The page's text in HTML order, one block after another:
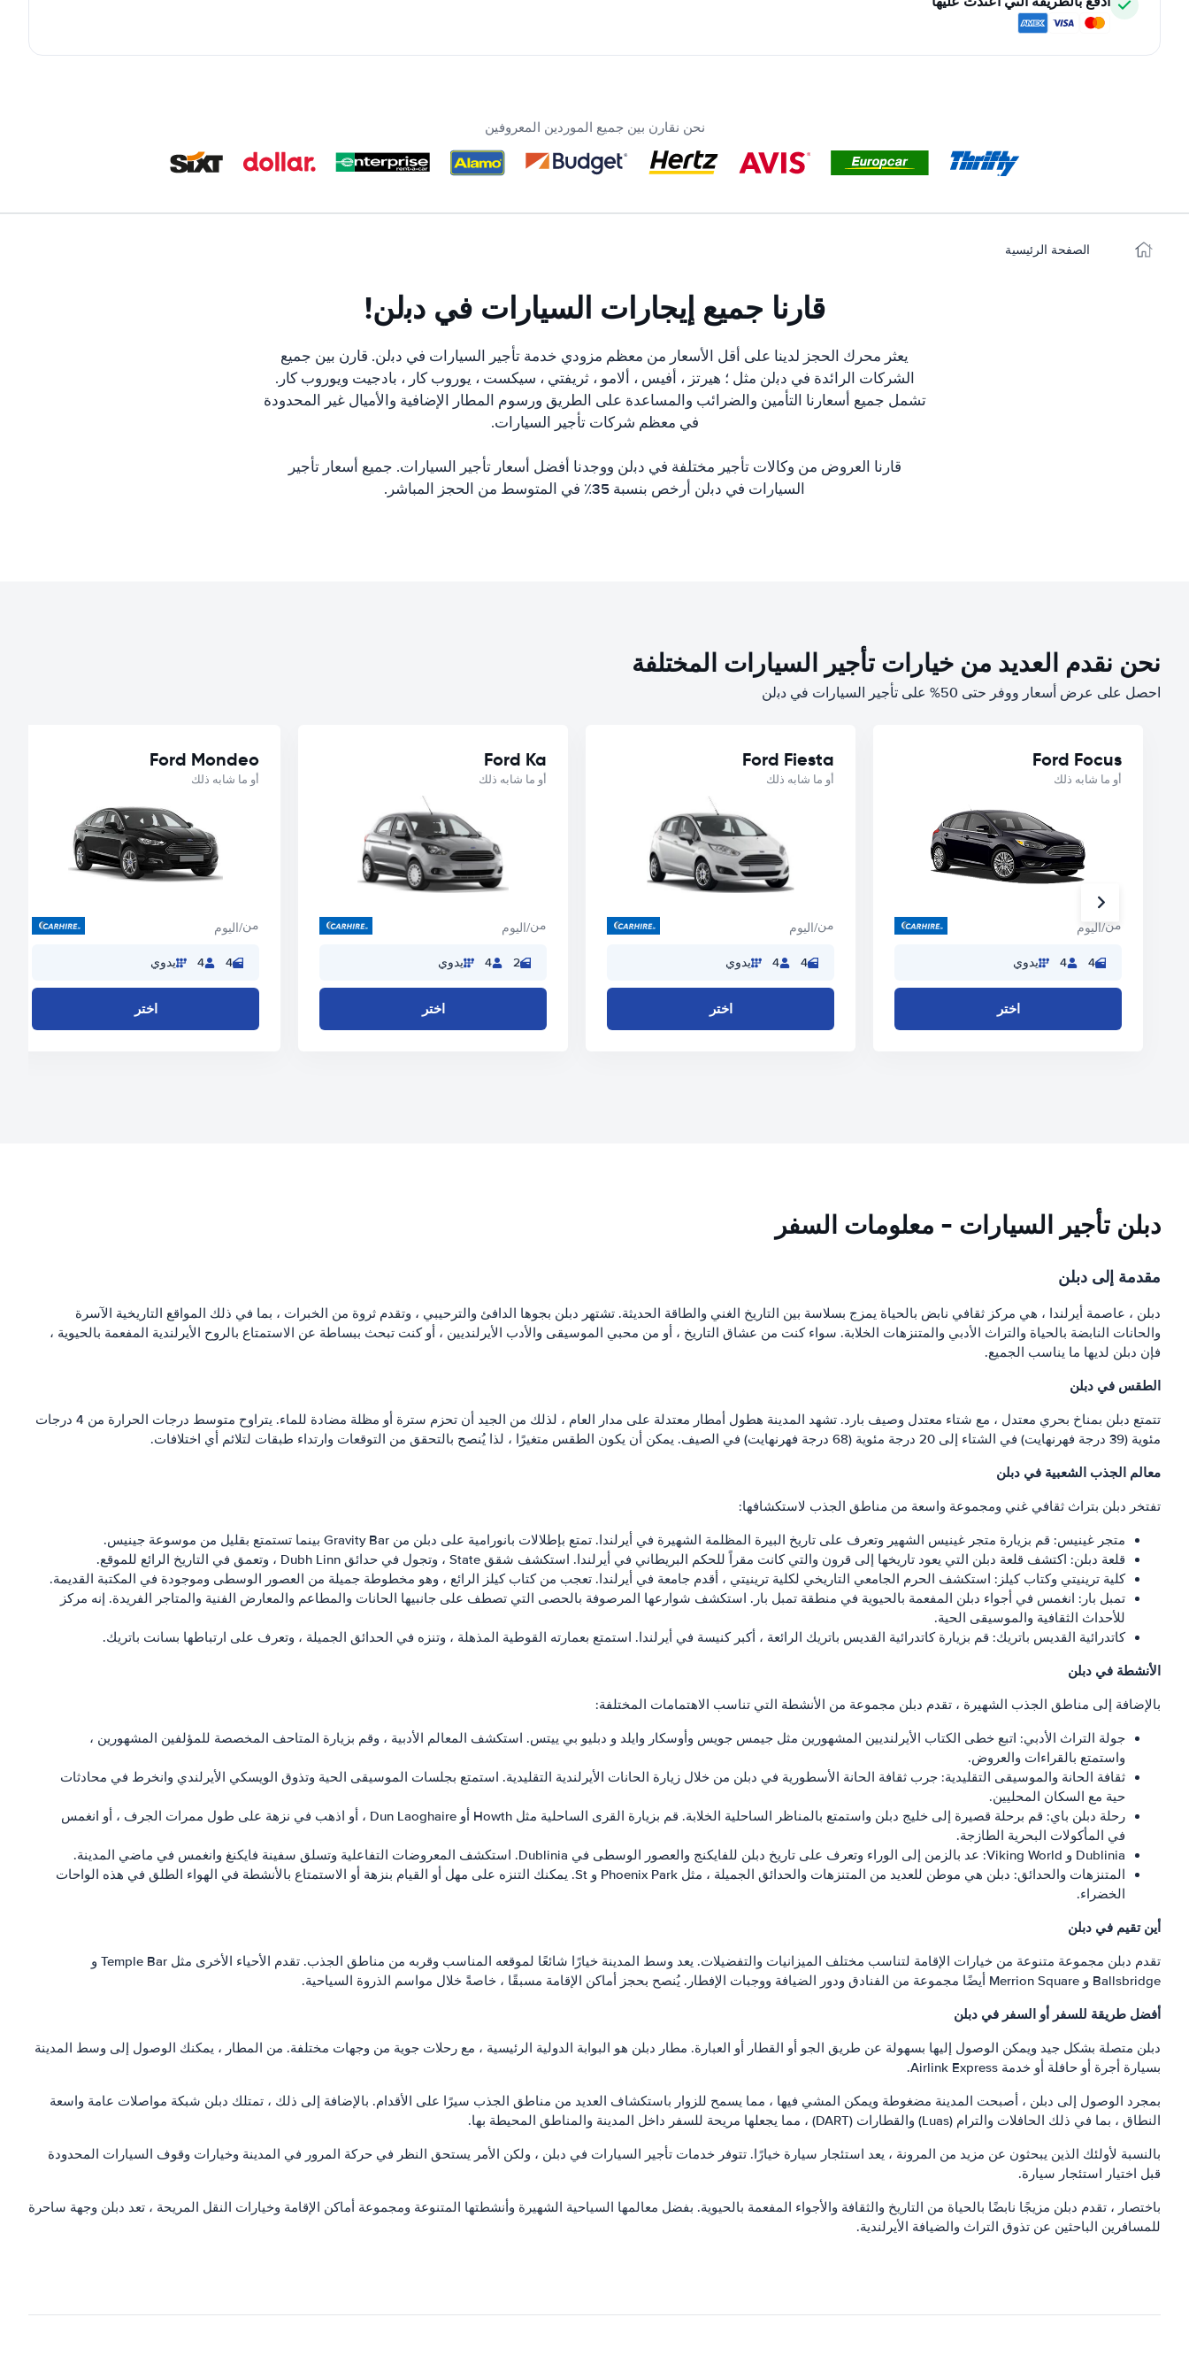
نحن نقارن بين جميع الموردين المعروفين
الصفحة الرئيسية
قارنا جميع إيجارات السيارات في دﺑلن!
يعثر محرك الحجز لدينا على أقل الأسعار من معظم مزودي خدمة تأجير السيارات في دﺑلن. قارن بين جميع
الشركات الرائدة في دﺑلن مثل ؛ هيرتز ، أفيس ، ألامو ، ثريفتي ، سيكست ، يوروب كار ، بادجيت ويوروب كار.
تشمل جميع أسعارنا التأمين والضرائب والمساعدة على الطريق ورسوم المطار الإضافية والأميال غير المحدودة
في معظم شركات تأجير السيارات.
قارنا العروض من وكالات تأجير مختلفة في دﺑلن ووجدنا أفضل أسعار تأجير السيارات. جميع أسعار تأجير
السيارات في دﺑلن أرخص بنسبة 35٪ في المتوسط من الحجز المباشر.
نحن نقدم العديد من خيارات تأجير السيارات المختلفة
احصل على عرض أسعار ووفر حتى 50% على تأجير السيارات في دﺑلن
Ford Focus
أو ما شابه ذلك
من/اليوم
4
4 يدوي
اختر
Ford Fiesta
أو ما شابه ذلك
من/اليوم
4
4 يدوي
اختر
Ford Ka
أو ما شابه ذلك
من/اليوم
2
4 يدوي
اختر
Ford Mondeo
أو ما شابه ذلك
من/اليوم
4
4 يدوي
اختر
دبلن تأجير السيارات - معلومات السفر
مقدمة إلى دبلن
دبلن ، عاصمة أيرلندا ، هي مركز ثقافي نابض بالحياة يمزج بسلاسة بين التاريخ الغني والطاقة الحديثة. تشتهر دبلن بجوها الدافئ والترحيبي ، وتقدم ثروة من الخبرات ، بما في ذلك المواقع التاريخية الآسرة
والحانات النابضة بالحياة والتراث الأدبي والمتنزهات الخلابة. سواء كنت من عشاق التاريخ ، أو من محبي الموسيقى والأدب الأيرلنديين ، أو كنت تبحث ببساطة عن الاستمتاع بالروح الأيرلندية المفعمة بالحيوية ،
فإن دبلن لديها ما يناسب الجميع.
الطقس في دبلن
تتمتع دبلن بمناخ بحري معتدل ، مع شتاء معتدل وصيف بارد. تشهد المدينة هطول أمطار معتدلة على مدار العام ، لذلك من الجيد أن تحزم سترة أو مظلة مضادة للماء. يتراوح متوسط درجات الحرارة من 4 درجات
مئوية (39 درجة فهرنهايت) في الشتاء إلى 20 درجة مئوية (68 درجة فهرنهايت) في الصيف. يمكن أن يكون الطقس متغيرًا ، لذا يُنصح بالتحقق من التوقعات وارتداء طبقات لتلائم أي اختلافات.
معالم الجذب الشعبية في دبلن
تفتخر دبلن بتراث ثقافي غني ومجموعة واسعة من مناطق الجذب لاستكشافها:
متجر غينيس: قم بزيارة متجر غينيس الشهير وتعرف على تاريخ البيرة المظلمة الشهيرة في أيرلندا. تمتع بإطلالات بانورامية على دبلن من Gravity Bar بينما تستمتع بقليل من موسوعة جينيس.
قلعة دبلن: اكتشف قلعة دبلن التي يعود تاريخها إلى قرون والتي كانت مقراً للحكم البريطاني في أيرلندا. استكشف شقق State ، وتجول في حدائق Dubh Linn ، وتعمق في التاريخ الرائع للموقع.
كلية ترينيتي وكتاب كيلز: استكشف الحرم الجامعي التاريخي لكلية ترينيتي ، أقدم جامعة في أيرلندا. تعجب من كتاب كيلز الرائع ، وهو مخطوطة جميلة من العصور الوسطى وموجودة في المكتبة القديمة.
تمبل بار: انغمس في أجواء دبلن المفعمة بالحيوية في منطقة تمبل بار. استكشف شوارعها المرصوفة بالحصى التي تصطف على جانبيها الحانات والمطاعم والمعارض الفنية والمتاجر الفريدة. إنه مركز
للأحداث الثقافية والموسيقى الحية.
كاتدرائية القديس باتريك: قم بزيارة كاتدرائية القديس باتريك الرائعة ، أكبر كنيسة في أيرلندا. استمتع بعمارته القوطية المذهلة ، وتنزه في الحدائق الجميلة ، وتعرف على ارتباطها بسانت باتريك.
الأنشطة في دبلن
بالإضافة إلى مناطق الجذب الشهيرة ، تقدم دبلن مجموعة من الأنشطة التي تناسب الاهتمامات المختلفة:
جولة التراث الأدبي: اتبع خطى الكتاب الأيرلنديين المشهورين مثل جيمس جويس وأوسكار وايلد و دبليو بي ييتس. استكشف المعالم الأدبية ، وقم بزيارة المتاحف المخصصة للمؤلفين المشهورين ،
واستمتع بالقراءات والعروض.
ثقافة الحانة والموسيقى التقليدية: جرب ثقافة الحانة الأسطورية في دبلن من خلال زيارة الحانات الأيرلندية التقليدية. استمتع بجلسات الموسيقى الحية وتذوق الويسكي الأيرلندي وانخرط في محادثات
حية مع السكان المحليين.
رحلة دبلن باي: قم برحلة قصيرة إلى خليج دبلن واستمتع بالمناظر الساحلية الخلابة. قم بزيارة القرى الساحلية مثل Howth أو Dun Laoghaire ، أو اذهب في نزهة على طول ممرات الجرف ، أو انغمس
في المأكولات البحرية الطازجة.
Dublinia و Viking World: عد بالزمن إلى الوراء وتعرف على تاريخ دبلن للفايكنج والعصور الوسطى في Dublinia. استكشف المعروضات التفاعلية وتسلق سفينة فايكنغ وانغمس في ماضي المدينة.
المتنزهات والحدائق: دبلن هي موطن للعديد من المتنزهات والحدائق الجميلة ، مثل Phoenix Park و St. يمكنك التنزه على مهل أو القيام بنزهة أو الاستمتاع بالأنشطة في الهواء الطلق في هذه الواحات
الخضراء.
أين تقيم في دبلن
تقدم دبلن مجموعة متنوعة من خيارات الإقامة لتناسب مختلف الميزانيات والتفضيلات. يعد وسط المدينة خيارًا شائعًا لموقعه المناسب وقربه من مناطق الجذب. تقدم الأحياء الأخرى مثل Temple Bar و
Ballsbridge و Merrion Square أيضًا مجموعة من الفنادق ودور الضيافة ووجبات الإفطار. يُنصح بحجز أماكن الإقامة مسبقًا ، خاصةً خلال مواسم الذروة السياحية.
أفضل طريقة للسفر أو السفر في دبلن
دبلن متصلة بشكل جيد ويمكن الوصول إليها بسهولة عن طريق الجو أو القطار أو العبارة. مطار دبلن هو البوابة الدولية الرئيسية ، مع رحلات جوية من وجهات مختلفة. من المطار ، يمكنك الوصول إلى وسط المدينة
بسيارة أجرة أو حافلة أو خدمة Airlink Express.
بمجرد الوصول إلى دبلن ، أصبحت المدينة مضغوطة ويمكن المشي فيها ، مما يسمح للزوار باستكشاف العديد من مناطق الجذب سيرًا على الأقدام. بالإضافة إلى ذلك ، تمتلك دبلن شبكة مواصلات عامة واسعة
النطاق ، بما في ذلك الحافلات والترام (Luas) والقطارات (DART) ، مما يجعلها مريحة للسفر داخل المدينة والمناطق المحيطة بها.
بالنسبة لأولئك الذين يبحثون عن مزيد من المرونة ، يعد استئجار سيارة خيارًا. تتوفر خدمات تأجير السيارات في دبلن ، ولكن الأمر يستحق النظر في حركة المرور في المدينة وخيارات وقوف السيارات المحدودة
قبل اختيار استئجار سيارة.
باختصار ، تقدم دبلن مزيجًا نابضًا بالحياة من التاريخ والثقافة والأجواء المفعمة بالحيوية. بفضل معالمها السياحية الشهيرة وأنشطتها المتنوعة ومجموعة أماكن الإقامة وخيارات النقل المريحة ، تعد دبلن وجهة ساحرة
للمسافرين الباحثين عن تذوق التراث والضيافة الأيرلندية.